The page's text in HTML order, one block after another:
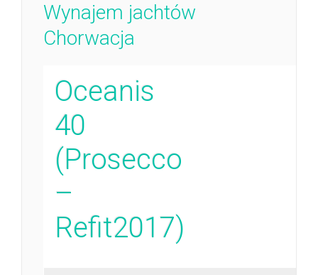
Wynajem jachtów
Chorwacja
Oceanis
40
(Prosecco
–
Refit2017)